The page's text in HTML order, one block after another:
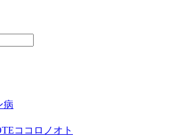
病
ココロノオト